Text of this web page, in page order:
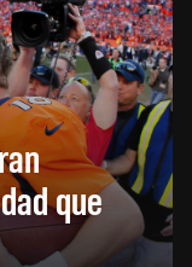
que